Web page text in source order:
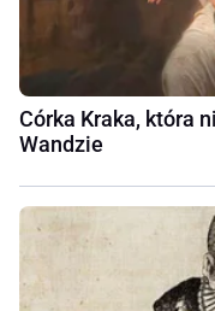
Córka Kraka, która
Wandzie